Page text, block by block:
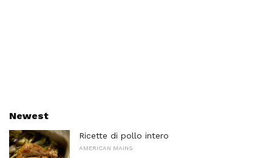
Newest
Ricette di pollo intero
AMERICAN MAINS